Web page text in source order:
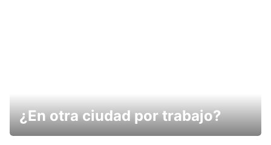
¿En otra ciudad por trabajo?